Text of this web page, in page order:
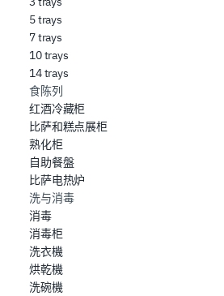
5 trays
7 trays
10 trays
14 trays
食陈列
红酒冷藏柜
比萨和糕点展柜
熟化柜
自助餐盤
比萨电热炉
洗与消毒
消毒
消毒柜
洗衣機
烘乾機
洗碗機